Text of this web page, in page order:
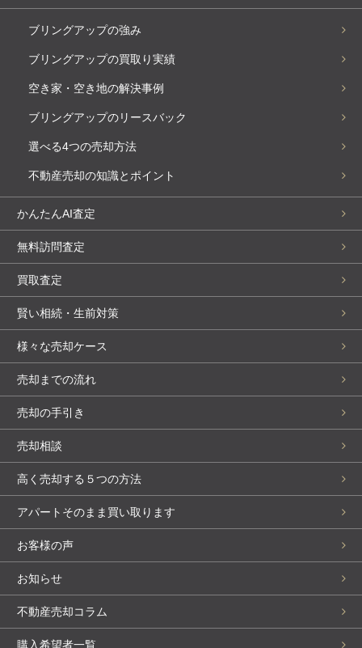
ブリングアップの強み
ブリングアップの買取り実績
空き家・空き地の解決事例
ブリングアップのリースバック
選べる4つの売却方法
不動産売却の知識とポイント
かんたんAI査定
無料訪問査定
買取査定
賢い相続・生前対策
様々な売却ケース
売却までの流れ
売却の手引き
売却相談
高く売却する５つの方法
アパートそのまま買い取ります
お客様の声
お知らせ
不動産売却コラム
購入希望者一覧